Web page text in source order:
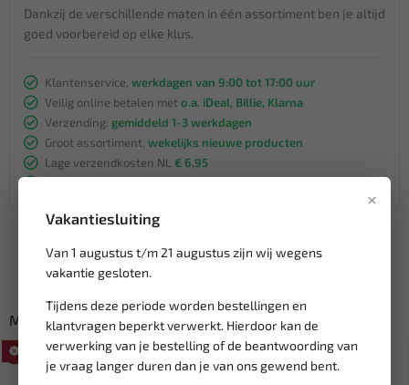
×
Vakantiesluiting
Van 1 augustus t/m 21 augustus zijn wij wegens
vakantie gesloten.
Tijdens deze periode worden bestellingen en
klantvragen beperkt verwerkt. Hierdoor kan de
verwerking van je bestelling of de beantwoording van
je vraag langer duren dan je van ons gewend bent.
Dankzij de verschillende maten in één assortiment ben je altijd
goed voorbereid op elke klus.
Klantenservice, werkdagen van 9:00 tot 17:00 uur
Veilig online betalen met o.a. iDeal, Billie, Klarna
Verzending: gemiddeld 1-3 werkdagen
Groot assortiment, wekelijks nieuwe producten
Lage verzendkosten NL € 6,95
Misschien ook interessant:
SALE!